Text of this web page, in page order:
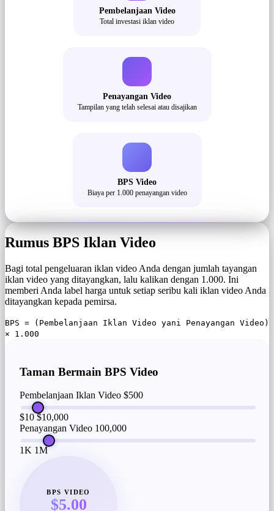
Pembelanjaan Video
Total investasi iklan video
Penayangan Video
Tampilan yang telah selesai atau disajikan
BPS Video
Biaya per 1.000 penayangan video
Rumus BPS Iklan Video
Bagi total pengeluaran iklan video Anda dengan jumlah tayangan
iklan video yang ditayangkan, lalu kalikan dengan 1.000. Ini
memberi Anda label harga untuk setiap seribu kali iklan video Anda
ditayangkan kepada pemirsa.
BPS = (Pembelanjaan Iklan Video yani Penayangan Video)
× 1.000
Taman Bermain BPS Video
Pembelanjaan Iklan Video $500
$10 $10,000
Penayangan Video 100,000
1K 1M
BPS VIDEO
$5.00